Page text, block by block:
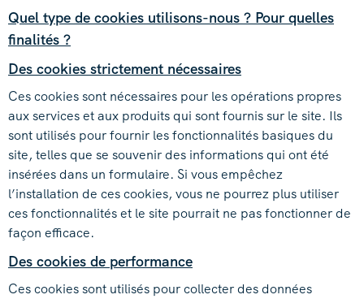
Quel type de cookies utilisons-nous ? Pour quelles
finalités ?
Des cookies strictement nécessaires
Ces cookies sont nécessaires pour les opérations propres
aux services et aux produits qui sont fournis sur le site. Ils
sont utilisés pour fournir les fonctionnalités basiques du
site, telles que se souvenir des informations qui ont été
insérées dans un formulaire. Si vous empêchez
l’installation de ces cookies, vous ne pourrez plus utiliser
ces fonctionnalités et le site pourrait ne pas fonctionner de
façon efficace.
Des cookies de performance
Ces cookies sont utilisés pour collecter des données